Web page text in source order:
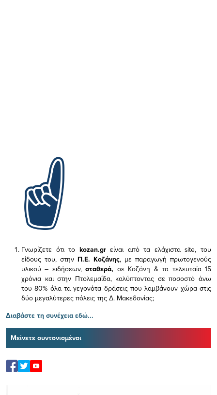
Γνωρίζετε ότι το kozan.gr είναι από τα ελάχισταsite, του
είδους του, στην Π.Ε. Κοζάνης, με παραγωγή πρωτογενούς
υλικού – ειδήσεων,σταθερά, σε Κοζάνη & τα τελευταία 15
χρόνια και στην Πτολεμαΐδα, καλύπτοντας σε ποσοστό άνω
του 80% όλα τα γεγονότα δράσεις που λαμβάνουν χώρα στις
δύο μεγαλύτερες πόλεις της Δ. Μακεδονίας;
Διαβάστε τη συνέχεια εδώ...
Μείνετε συντονισμένοι